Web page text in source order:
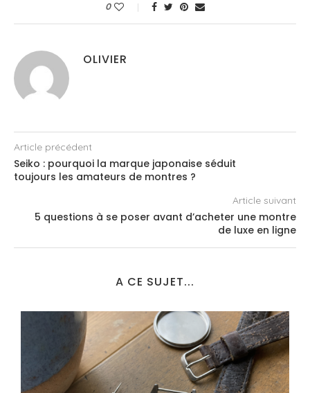
0
OLIVIER
Article précédent
Seiko : pourquoi la marque japonaise séduit
toujours les amateurs de montres ?
Article suivant
5 questions à se poser avant d’acheter une montre
de luxe en ligne
A CE SUJET...